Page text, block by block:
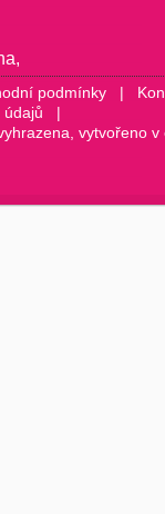
,
podmínky |
|
vytvořeno v